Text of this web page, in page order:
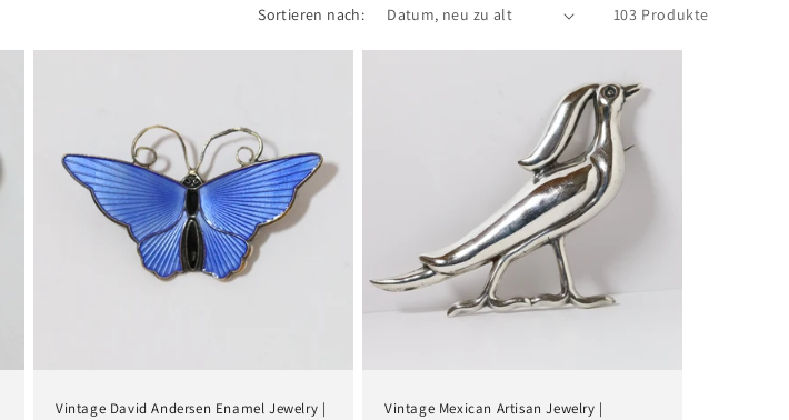
Sortieren nach: 103 Produkte
Vintage David Andersen Enamel Jewelry |
Vintage Mexican Artisan Jewelry |